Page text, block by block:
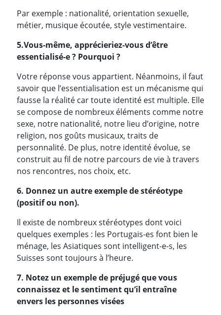
Par exemple : nationalité, orientation sexuelle,
métier, musique écoutée, style vestimentaire.
5.Vous-même, apprécieriez-vous d’être
essentialisé-e ? Pourquoi ?
Votre réponse vous appartient. Néanmoins, il faut
savoir que l’essentialisation est un mécanisme qui
fausse la réalité car toute identité est multiple. Elle
se compose de nombreux éléments comme notre
sexe, notre nationalité, notre lieu d’origine, notre
religion, nos goûts musicaux, traits de
personnalité. De plus, notre identité évolue, se
construit au fil de notre parcours de vie à travers
nos rencontres, nos choix, etc.
6. Donnez un autre exemple de stéréotype
(positif ou non).
Il existe de nombreux stéréotypes dont voici
quelques exemples : les Portugais-es font bien le
ménage, les Asiatiques sont intelligent-e-s, les
Suisses sont toujours à l’heure.
7. Notez un exemple de préjugé que vous
connaissez et le sentiment qu’il entraîne
envers les personnes visées